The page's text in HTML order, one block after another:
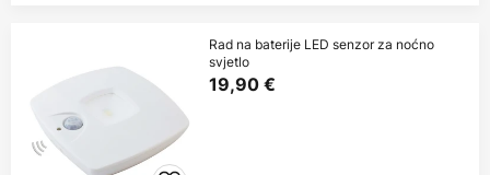
Rad na baterije LED senzor za noćno
svjetlo
19,90 €